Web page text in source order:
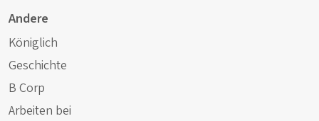
Andere
Königlich
Geschichte
B Corp
Arbeiten bei